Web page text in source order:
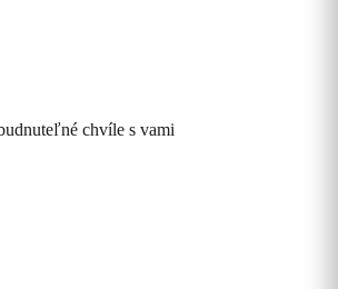
chvíle s vami